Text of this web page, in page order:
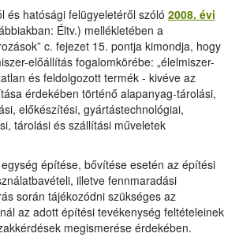
és hatósági felügyeletéről szóló 2008. évi
Éltv.) mellékletében a
c. fejezet 15. pontja kimondja, hogy
előállítás fogalomkörébe: „élelmiszer-
és feldolgozott termék - kivéve az
érdekében történő alapanyag-tárolási,
előkészítési, gyártástechnológiai,
tárolási és szállítási műveletek
építése, bővítése esetén az építési
illetve fennmaradási
során tájékozódni szükséges az
az adott építési tevékenység feltételeinek
megismerése érdekében.